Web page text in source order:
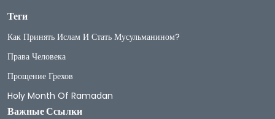
Теги
Как Принять Ислам И Стать Мусульманином?
Права Человека
Прощение Грехов
Holy Month Of Ramadan
Важные Ссылки